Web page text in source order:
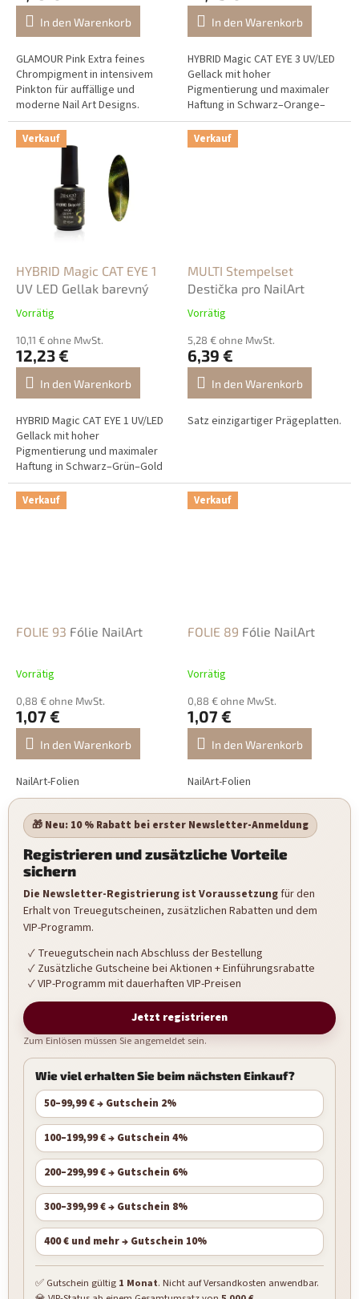
In den Warenkorb
GLAMOUR Pink Extra feines
Chrompigment in intensivem
Pinkton für auffällige und
moderne Nail Art Designs.
In den Warenkorb
HYBRID Magic CAT EYE 3 UV/LED
Gellack mit hoher
Pigmentierung und maximaler
Haftung in Schwarz–Orange–
Gold mit attraktivem CAT EYE
Effekt.
Verkauf
HYBRID Magic CAT EYE 1
UV LED Gellak barevný
Vorrätig
10,11 € ohne MwSt.
12,23 €
In den Warenkorb
HYBRID Magic CAT EYE 1 UV/LED
Gellack mit hoher
Pigmentierung und maximaler
Haftung in Schwarz–Grün–Gold
mit einzigartigem CAT EYE
Effekt.
Verkauf
MULTI Stempelset
Destička pro NailArt
Vorrätig
5,28 € ohne MwSt.
6,39 €
In den Warenkorb
Satz einzigartiger Prägeplatten.
Verkauf
FOLIE 93 Fólie NailArt
Vorrätig
0,88 € ohne MwSt.
1,07 €
In den Warenkorb
NailArt-Folien
Verkauf
FOLIE 89 Fólie NailArt
Vorrätig
0,88 € ohne MwSt.
1,07 €
In den Warenkorb
NailArt-Folien
🎁 Neu: 10 % Rabatt bei erster Newsletter-Anmeldung
Registrieren und zusätzliche Vorteile
sichern
Die Newsletter-Registrierung ist Voraussetzungfür den
Erhalt von Treuegutscheinen, zusätzlichen Rabatten und dem
VIP-Programm.
Treuegutschein nach Abschluss der Bestellung
Zusätzliche Gutscheine bei Aktionen + Einführungsrabatte
VIP-Programm mit dauerhaften VIP-Preisen
Jetzt registrieren
Zum Einlösen müssen Sie angemeldet sein.
Wie viel erhalten Sie beim nächsten Einkauf?
50–99,99 € → Gutschein 2%
100–199,99 € → Gutschein 4%
200–299,99 € → Gutschein 6%
300–399,99 € → Gutschein 8%
400 € und mehr → Gutschein 10%
✅ Gutschein gültig 1 Monat. Nicht auf Versandkosten anwendbar.